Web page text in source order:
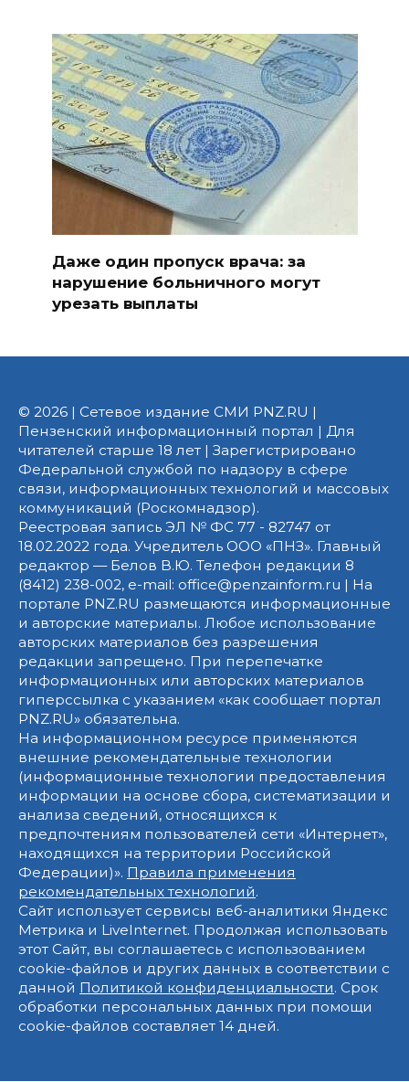
Даже один пропуск врача: за
нарушение больничного могут
урезать выплаты
© 2026 | Сетевое издание СМИ PNZ.RU |
Пензенский информационный портал | Для
читателей старше 18 лет | Зарегистрировано
Федеральной службой по надзору в сфере
связи, информационных технологий и массовых
коммуникаций (Роскомнадзор).
Реестровая запись ЭЛ № ФС 77 - 82747 от
18.02.2022 года. Учредитель ООО «ПНЗ». Главный
редактор — Белов В.Ю. Телефон редакции 8
(8412) 238-002, e-mail: office@penzainform.ru | На
портале PNZ.RU размещаются информационные
и авторские материалы. Любое использование
авторских материалов без разрешения
редакции запрещено. При перепечатке
информационных или авторских материалов
гиперссылка с указанием «как сообщает портал
PNZ.RU» обязательна.
На информационном ресурсе применяются
внешние рекомендательные технологии
(информационные технологии предоставления
информации на основе сбора, систематизации и
анализа сведений, относящихся к
предпочтениям пользователей сети «Интернет»,
находящихся на территории Российской
Федерации)». Правила применения
рекомендательных технологий.
Сайт использует сервисы веб-аналитики Яндекс
Метрика и LiveInternet. Продолжая использовать
этот Сайт, вы соглашаетесь с использованием
cookie-файлов и других данных в соответствии с
данной Политикой конфиденциальности. Срок
обработки персональных данных при помощи
cookie-файлов составляет 14 дней.